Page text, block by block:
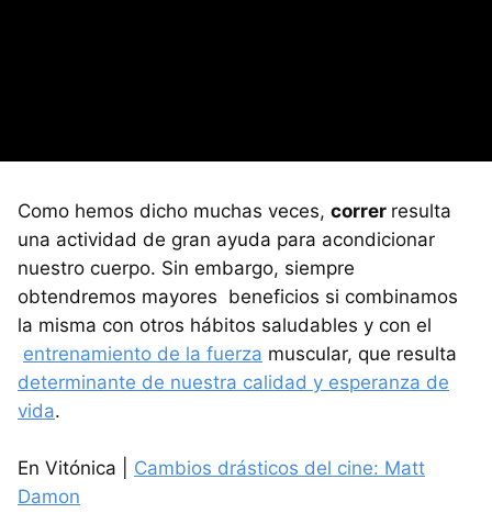
Como hemos dicho muchas veces, correr resulta
una actividad de gran ayuda para acondicionar
nuestro cuerpo. Sin embargo, siempre
obtendremos mayores beneficios si combinamos
la misma con otros hábitos saludables y con el
entrenamiento de la fuerza muscular, que resulta
determinante de nuestra calidad y esperanza de
vida.
En Vitónica | Cambios drásticos del cine: Matt
Damon